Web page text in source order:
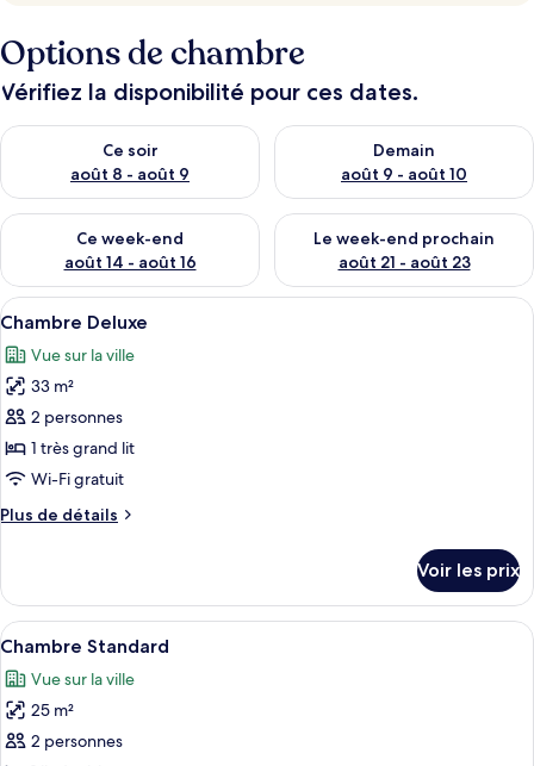
Options de chambre
Vérifiez la disponibilité pour ces dates.
Ce soir
août 8 - août 9
Vérifier la disponibilité pour ce soir août 8 - août 9
Demain
août 9 - août 10
Vérifier la disponibilité pour
Ce week-end
août 14 - août 16
Vérifier la disponibilité pour ce week-end août 14 - août 16
Le week-end prochain
août 21 - août 23
Vérifier la disponibilité pour
Afficher
toutes
les
photos
pour
ce
type
chambre :
Une chambre d’hôtel moderne,
13
Chambre Deluxe
Vue sur la ville
33 m²
2 personnes
1 très grand lit
Wi-Fi gratuit
Plus de détails
Plus
le
type
de
Chambre
Deluxe
Voir les prix
Afficher
toutes
les
photos
pour
Une chambre d’hôtel équipée d’un
11
Chambre Standard
Vue sur la ville
25 m²
2 personnes